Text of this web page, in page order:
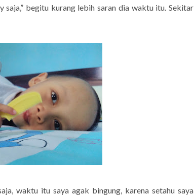
begitu kurang lebih saran dia waktu itu. Sekitar
waktu itu saya agak bingung, karena setahu saya